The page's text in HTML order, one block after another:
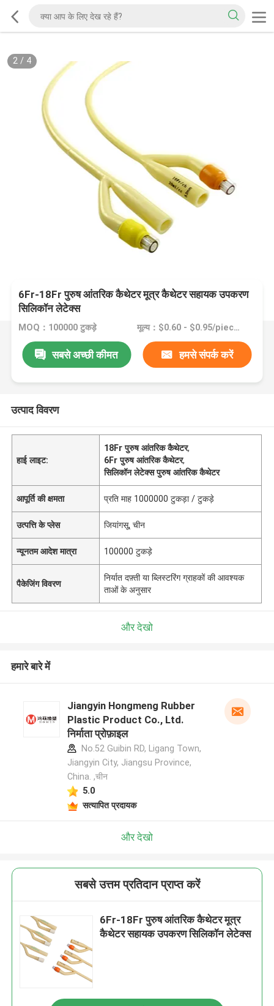
2/ 4
6Fr-18Fr पुरुष आंतरिक कैथेटर मूत्र कैथेटर सहायक उपकरण
सिलिकॉन लेटेक्स
MOQ：100000 टुकड़े मूल्य：$0.60 - $0.95/pieces
सबसे अच्छी कीमत हमसे संपर्क करें
उत्पाद विवरण
हाई लाइट:
18Fr पुरुष आंतरिक कैथेटर,
6Fr पुरुष आंतरिक कैथेटर,
सिलिकॉन लेटेक्स पुरुष आंतरिक कैथेटर
आपूर्ति की क्षमता प्रति माह 1000000 टुकड़ा / टुकड़े
उत्पत्ति के प्लेस जियांगसू, चीन
न्यूनतम आदेश मात्रा 100000 टुकड़े
पैकेजिंग विवरण
निर्यात दफ़्ती या ब्लिस्टरिंग ग्राहकों की आवश्यक
ताओं के अनुसार
और देखो
हमारे बारे में
Jiangyin Hongmeng Rubber
Plastic Product Co., Ltd.
निर्माता प्रोफ़ाइल
No.52 Guibin RD, Ligang Town,
Jiangyin City, Jiangsu Province,
China. ,चीन
5.0
सत्यापित प्रदायक
और देखो
सबसे उत्तम प्रतिदान प्राप्त करें
6Fr-18Fr पुरुष आंतरिक कैथेटर मूत्र
कैथेटर सहायक उपकरण सिलिकॉन लेटेक्स